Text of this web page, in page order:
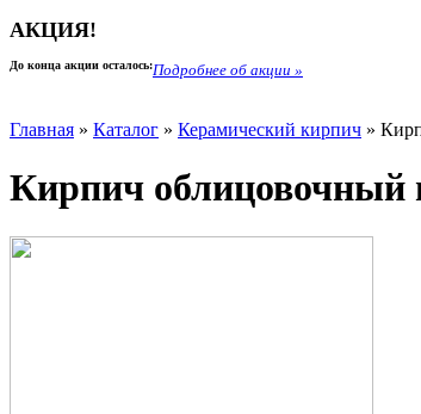
АКЦИЯ!
Подробнее об акции »
До конца акции осталось:
Главная » Каталог » Керамический кирпич »
Кирпич